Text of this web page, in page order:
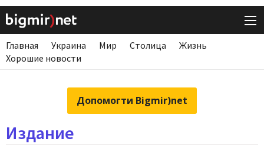
Главная Украина Мир Столица
Жизнь
Хорошие новости
Допомогти Bigmir)net
Издание